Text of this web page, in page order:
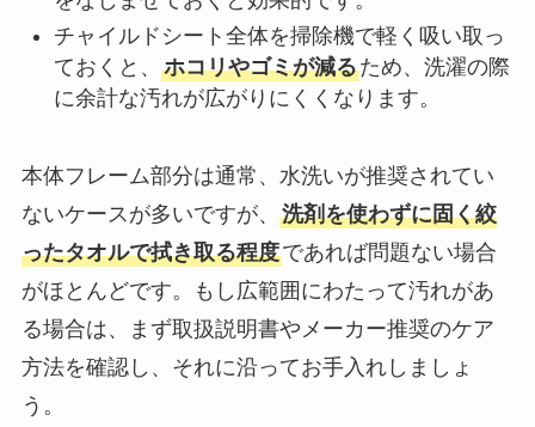
チャイルドシート全体を掃除機で軽く吸い取っ
ておくと、 ホコリやゴミが減るため、洗濯の際
に余計な汚れが広がりにくくなります。
本体フレーム部分は通常、水洗いが推奨されてい
ないケースが多いですが、 洗剤を使わずに固く絞
ったタオルで拭き取る程度であれば問題ない場合
がほとんどです。もし広範囲にわたって汚れがあ
る場合は、まず取扱説明書やメーカー推奨のケア
方法を確認し、それに沿ってお手入れしましょ
う。